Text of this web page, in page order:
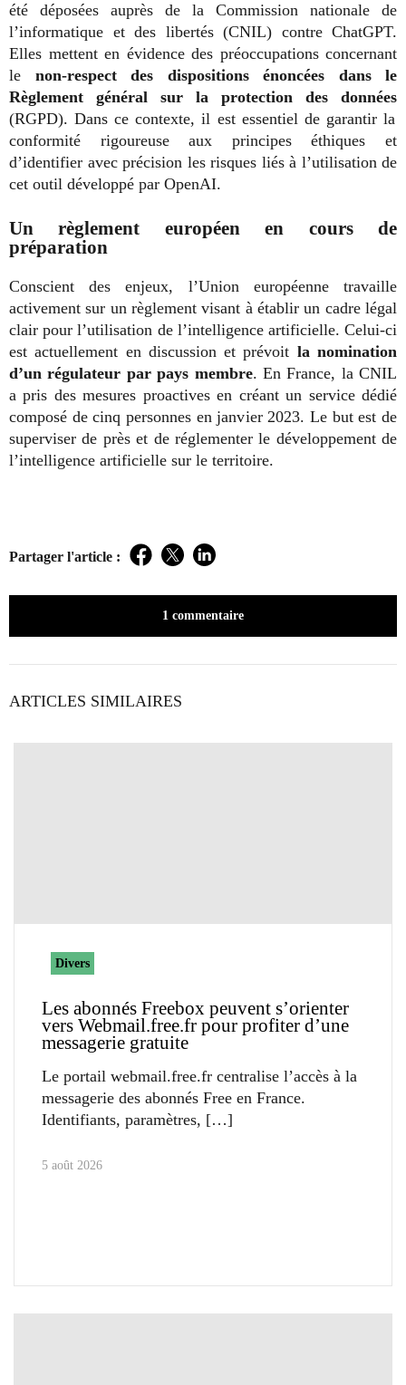
été déposées auprès de la Commission nationale de
l’informatique et des libertés (CNIL) contre ChatGPT.
Elles mettent en évidence des préoccupations concernant
le non-respect des dispositions énoncées dans le
Règlement général sur la protection des données
(RGPD). Dans ce contexte, il est essentiel de garantir la
conformité rigoureuse aux principes éthiques et
d’identifier avec précision les risques liés à l’utilisation de
cet outil développé par OpenAI.
Un règlement européen en cours de
préparation
Conscient des enjeux, l’Union européenne travaille
activement sur un règlement visant à établir un cadre légal
clair pour l’utilisation de l’intelligence artificielle. Celui-ci
est actuellement en discussion et prévoit la nomination
d’un régulateur par pays membre. En France, la CNIL
a pris des mesures proactives en créant un service dédié
composé de cinq personnes en janvier 2023. Le but est de
superviser de près et de réglementer le développement de
l’intelligence artificielle sur le territoire.
Partager l'article : Facebook
TwitterLinkedIn
1 commentaire
ARTICLES SIMILAIRES
Divers
Les abonnés Freebox peuvent s’orienter
vers Webmail.free.fr pour profiter d’une
messagerie gratuite
Le portail webmail.free.fr centralise l’accès à la
messagerie des abonnés Free en France.
Identifiants, paramètres,
5 août 2026